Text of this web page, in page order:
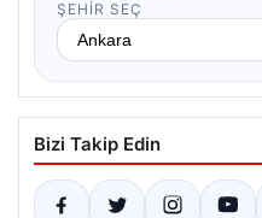
ŞEHIR SEÇ
Bizi Takip Edin